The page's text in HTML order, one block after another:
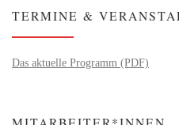
TERMINE &
Das aktuelle Programm (PDF)